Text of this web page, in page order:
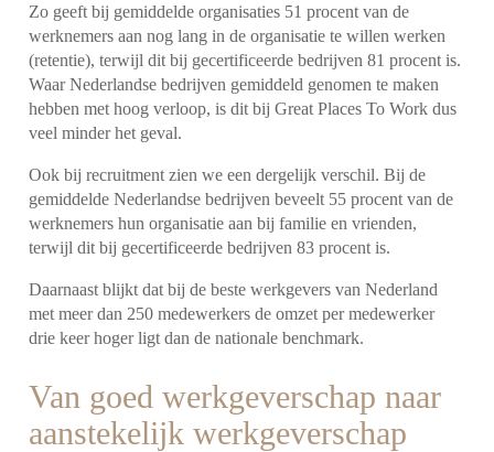
Zo geeft bij gemiddelde organisaties 51 procent van de
werknemers aan nog lang in de organisatie te willen werken
(retentie), terwijl dit bij gecertificeerde bedrijven 81 procent is.
Waar Nederlandse bedrijven gemiddeld genomen te maken
hebben met hoog verloop, is dit bij Great Places To Work dus
veel minder het geval.
Ook bij recruitment zien we een dergelijk verschil. Bij de
gemiddelde Nederlandse bedrijven beveelt 55 procent van de
werknemers hun organisatie aan bij familie en vrienden,
terwijl dit bij gecertificeerde bedrijven 83 procent is.
Daarnaast blijkt dat bij de beste werkgevers van Nederland
met meer dan 250 medewerkers de omzet per medewerker
drie keer hoger ligt dan de nationale benchmark.
Van goed werkgeverschap naar
aanstekelijk werkgeverschap